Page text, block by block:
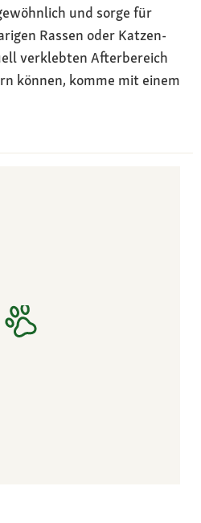
und sorge für
Rassen oder Katzen-
verklebten Afterbereich
können, komme mit einem